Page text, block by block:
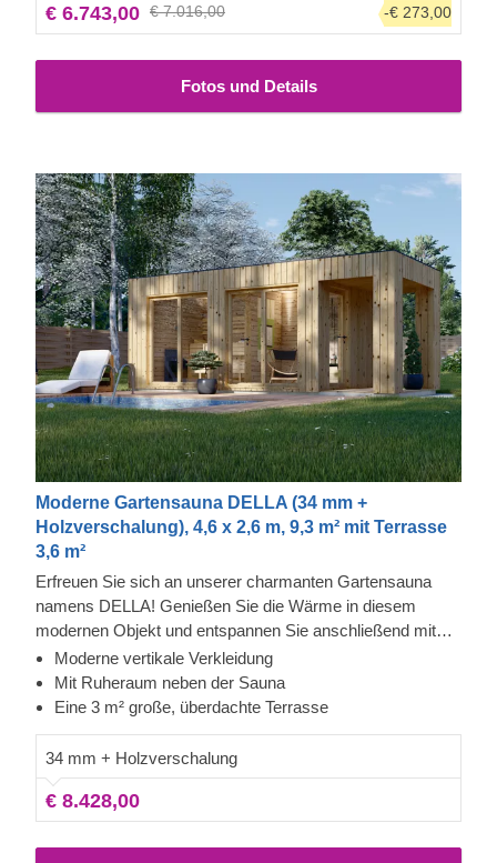
durch die großen Doppelfenster zu genießen.
€ 6.743,00 € 7.016,00 -€ 273,00
Fotos und Details
Moderne Gartensauna DELLA (34 mm +
Holzverschalung), 4,6 x 2,6 m, 9,3 m² mit Terrasse
3,6 m²
Erfreuen Sie sich an unserer charmanten Gartensauna
namens DELLA! Genießen Sie die Wärme in diesem
modernen Objekt und entspannen Sie anschließend mit
Ihrer Familie und Freunden auf der überdachten Terrasse.
Die Fassadenverkleidung ist eine zusätzliche Schicht, die
zur Robustheit und Isolierung der Konstruktion beiträgt und
Aufenthaltsraum bietet auch Platz für eine Sitzecke, samt
Blick in den Garten.
Moderne vertikale Verkleidung
Mit Ruheraum neben der Sauna
Eine 3 m² große, überdachte Terrasse
34 mm + Holzverschalung
€ 8.428,00